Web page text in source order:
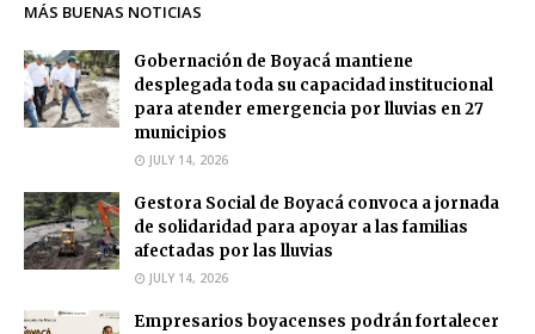
MÁS BUENAS NOTICIAS
Gobernación de Boyacá mantiene
desplegada toda su capacidad institucional
para atender emergencia por lluvias en 27
municipios
JULY 14, 2026
Gestora Social de Boyacá convoca a jornada
de solidaridad para apoyar a las familias
afectadas por las lluvias
JULY 14, 2026
Empresarios boyacenses podrán fortalecer